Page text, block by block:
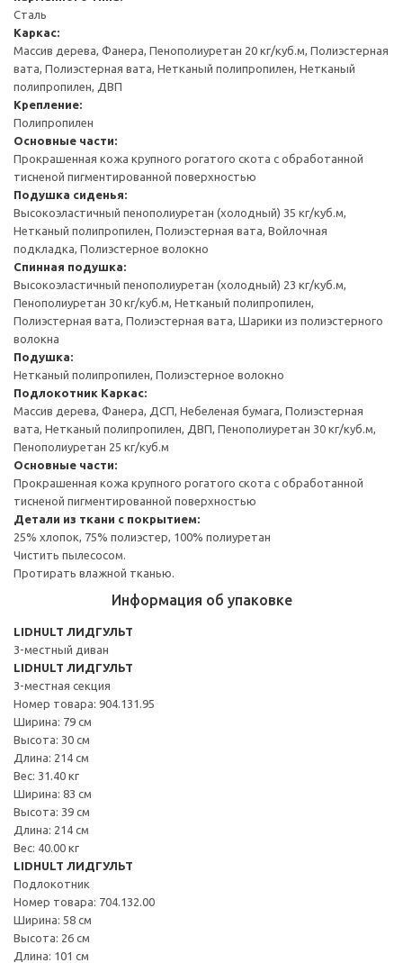
Сталь
Каркас:
Массив дерева, Фанера, Пенополиуретан 20 кг/куб.м, Полиэстерная
вата, Полиэстерная вата, Нетканый полипропилен, Нетканый
полипропилен, ДВП
Крепление:
Полипропилен
Основные части:
Прокрашенная кожа крупного рогатого скота с обработанной
тисненой пигментированной поверхностью
Подушка сиденья:
Высокоэластичный пенополиуретан (холодный) 35 кг/куб.м,
Нетканый полипропилен, Полиэстерная вата, Войлочная
подкладка, Полиэстерное волокно
Спинная подушка:
Высокоэластичный пенополиуретан (холодный) 23 кг/куб.м,
Пенополиуретан 30 кг/куб.м, Нетканый полипропилен,
Полиэстерная вата, Полиэстерная вата, Шарики из полиэстерного
волокна
Подушка:
Нетканый полипропилен, Полиэстерное волокно
Подлокотник Каркас:
Массив дерева, Фанера, ДСП, Небеленая бумага, Полиэстерная
вата, Нетканый полипропилен, ДВП, Пенополиуретан 30 кг/куб.м,
Пенополиуретан 25 кг/куб.м
Основные части:
Прокрашенная кожа крупного рогатого скота с обработанной
тисненой пигментированной поверхностью
Детали из ткани с покрытием:
25% хлопок, 75% полиэстер, 100% полиуретан
Чистить пылесосом.
Протирать влажной тканью.
Информация об упаковке
LIDHULT ЛИДГУЛЬТ
3-местный диван
LIDHULT ЛИДГУЛЬТ
3-местная секция
Номер товара: 904.131.95
Ширина: 79 см
Высота: 30 см
Длина: 214 см
Вес: 31.40 кг
Ширина: 83 см
Высота: 39 см
Длина: 214 см
Вес: 40.00 кг
LIDHULT ЛИДГУЛЬТ
Подлокотник
Номер товара: 704.132.00
Ширина: 58 см
Высота: 26 см
Длина: 101 см